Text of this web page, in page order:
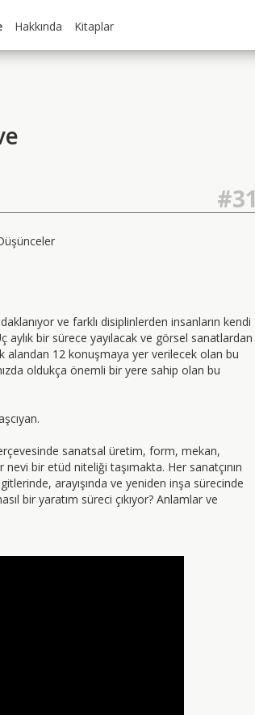
Hakkında Kitaplar
#31
ve farklı disiplinlerden insanların kendi
aylık bir sürece yayılacak ve görsel sanatlardan
12 konuşmaya yer verilecek olan bu
oldukça önemli bir yere sahip olan bu
sanatsal üretim, form, mekan,
bir etüd niteliği taşımakta. Her sanatçının
arayışında ve yeniden inşa sürecinde
bir yaratım süreci çıkıyor? Anlamlar ve